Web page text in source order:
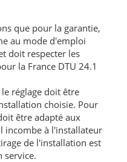
que pour la garantie,
au mode d'emploi
doit respecter les
la France DTU 24.1
réglage doit être
choisie. Pour
être adapté aux
incombe à l'installateur
de l'installation est
service.